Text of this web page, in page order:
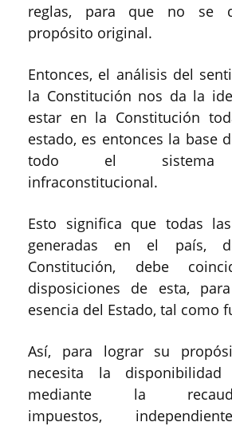
reglas, para que no se
propósito original.
Entonces, el análisis del
la Constitución nos da la
estar en la Constitución
estado, es entonces la base
todo el sistema
infraconstitucional.
Esto significa que todas
generadas en el país,
Constitución, debe
disposiciones de esta,
esencia del Estado, tal como
Así, para lograr su
necesita la disponibilidad
mediante la
impuestos,